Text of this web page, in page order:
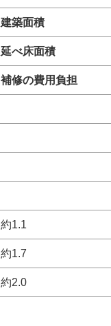
建築面積
延べ床面積
補修の費用負担
約1.1
約1.7
約2.0